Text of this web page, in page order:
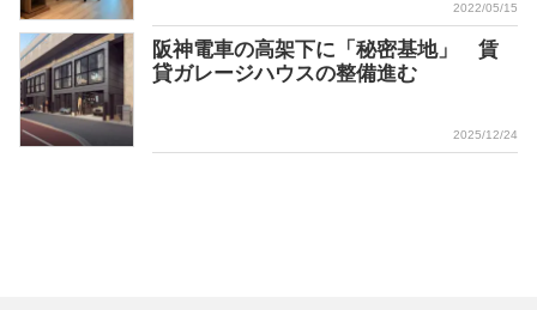
2022/05/15
阪神電車の高架下に「秘密基地」 賃
貸ガレージハウスの整備進む
2025/12/24